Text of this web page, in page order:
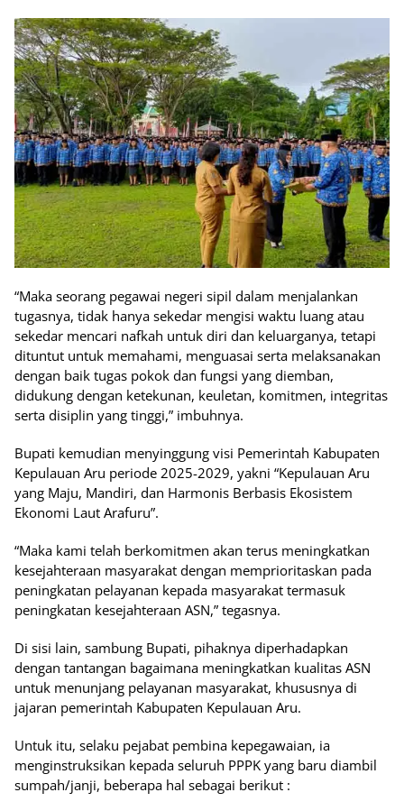
“Maka seorang pegawai negeri sipil dalam menjalankan
tugasnya, tidak hanya sekedar mengisi waktu luang atau
sekedar mencari nafkah untuk diri dan keluarganya, tetapi
dituntut untuk memahami, menguasai serta melaksanakan
dengan baik tugas pokok dan fungsi yang diemban,
didukung dengan ketekunan, keuletan, komitmen, integritas
serta disiplin yang tinggi,” imbuhnya.
Bupati kemudian menyinggung visi Pemerintah Kabupaten
Kepulauan Aru periode 2025-2029, yakni “Kepulauan Aru
yang Maju, Mandiri, dan Harmonis Berbasis Ekosistem
Ekonomi Laut Arafuru”.
“Maka kami telah berkomitmen akan terus meningkatkan
kesejahteraan masyarakat dengan memprioritaskan pada
peningkatan pelayanan kepada masyarakat termasuk
peningkatan kesejahteraan ASN,” tegasnya.
Di sisi lain, sambung Bupati, pihaknya diperhadapkan
dengan tantangan bagaimana meningkatkan kualitas ASN
untuk menunjang pelayanan masyarakat, khususnya di
jajaran pemerintah Kabupaten Kepulauan Aru.
Untuk itu, selaku pejabat pembina kepegawaian, ia
menginstruksikan kepada seluruh PPPK yang baru diambil
sumpah/janji, beberapa hal sebagai berikut :